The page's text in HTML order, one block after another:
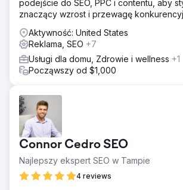
podejście do SEO, PPC i contentu, aby
znaczący wzrost i przewagę
Aktywność: United States
Reklama, SEO +7
Usługi dla domu, Zdrowie i wellness +1
Począwszy od $1,000
Connor Cedro SEO
Najlepszy ekspert SEO w Tampie
4 reviews